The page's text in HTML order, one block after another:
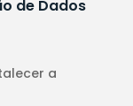
de Dados
a